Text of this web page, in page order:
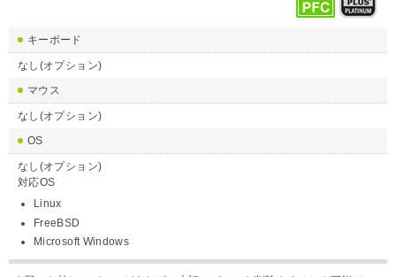
キーボード
なし(オプション)
マウス
なし(オプション)
OS
なし(オプション)
対応OS
Linux
FreeBSD
Microsoft Windows